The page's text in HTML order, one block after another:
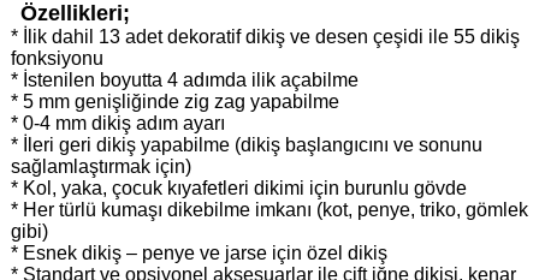
Özellikleri;
* İlik dahil 13 adet dekoratif dikiş ve desen çeşidi ile 55 dikiş
fonksiyonu
* İstenilen boyutta 4 adımda ilik açabilme
* 5 mm genişliğinde zig zag yapabilme
* 0-4 mm dikiş adım ayarı
* İleri geri dikiş yapabilme (dikiş başlangıcını ve sonunu
sağlamlaştırmak için)
* Kol, yaka, çocuk kıyafetleri dikimi için burunlu gövde
* Her türlü kumaşı dikebilme imkanı (kot, penye, triko, gömlek
gibi)
* Esnek dikiş – penye ve jarse için özel dikiş
* Standart ve opsiyonel aksesuarlar ile çift iğne dikişi, kenar